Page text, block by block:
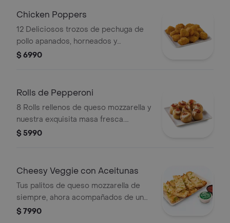
Chicken Poppers
12 Deliciosos trozos de pechuga de
pollo apanados, horneados y
acompañados de salsa bbq.
$ 6990
Rolls de Pepperoni
8 Rolls rellenos de queso mozzarella y
nuestra exquisita masa fresca.
elígelos rellenos con pepperoni o
$ 5990
Cheesy Veggie con Aceitunas
Tus palitos de queso mozzarella de
siempre, ahora acompañados de un
vegetal o shot a tu elección.
$ 7990